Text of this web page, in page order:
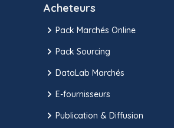
Acheteurs
Pack Marchés Online
Pack Sourcing
DataLab Marchés
E-fournisseurs
Publication & Diffusion